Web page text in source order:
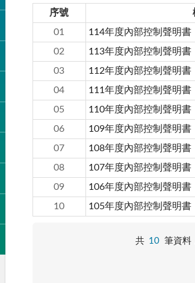
序號
01
114年度內部控制聲明書
02
113年度內部控制聲明書
03
112年度內部控制聲明書
04
111年度內部控制聲明書
05
110年度內部控制聲明書
06
109年度內部控制聲明書
07
108年度內部控制聲明書
08
107年度內部控制聲明書
09
106年度內部控制聲明書
10
105年度內部控制聲明書
共 10 筆資料